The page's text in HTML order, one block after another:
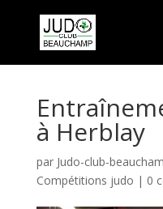
à Herblay
par Judo-club-
Compétitions judo | 0